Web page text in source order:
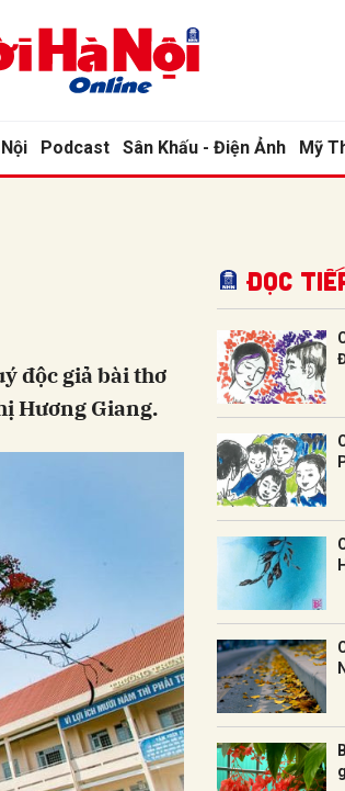
Podcast Sân Khấu - Điện Ảnh Mỹ
độc giả bài thơ
Hương Giang.
Đọc
Hủy Gửi